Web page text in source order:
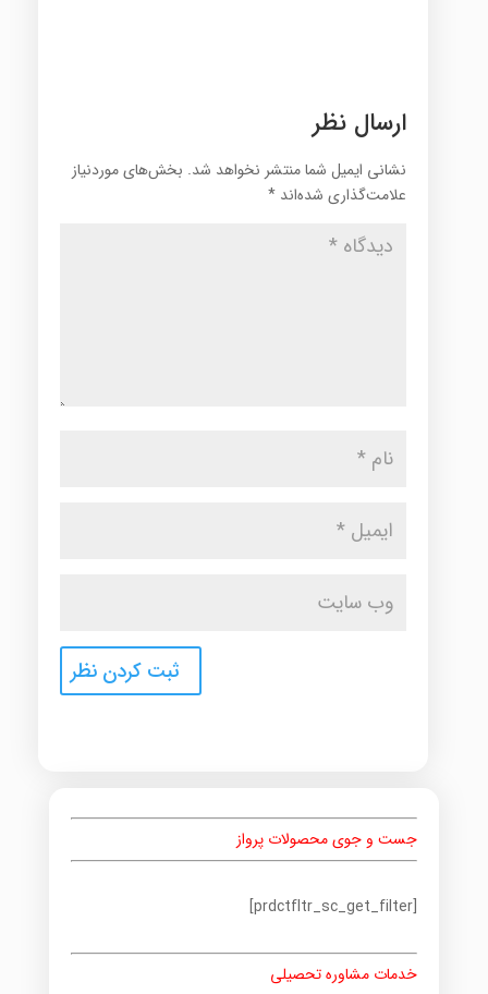
ارسال نظر
نشانی ایمیل شما منتشر نخواهد شد. بخش‌های موردنیاز
علامت‌گذاری شده‌اند *
جست و جوی محصولات پرواز
[prdctfltr_sc_get_filter]
خدمات مشاوره تحصیلی